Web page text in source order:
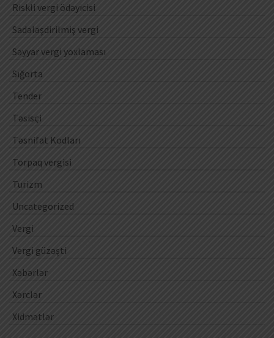
Riskli vergi ödəyicisi
Sadələşdirilmiş vergi
Səyyar vergi yoxlaması
Sığorta
Tender
Təsisçi
Təsnifat Kodları
Torpaq vergisi
Turizm
Uncategorized
Vergi
Vergi güzəşti
Xəbərlər
Xərclər
Xidmətlər